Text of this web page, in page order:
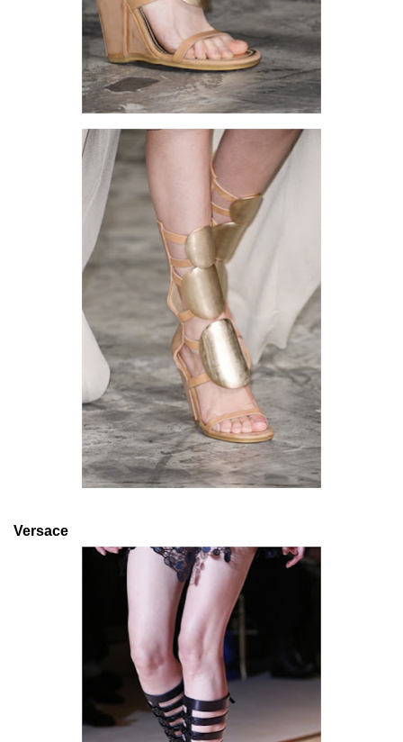
Versace